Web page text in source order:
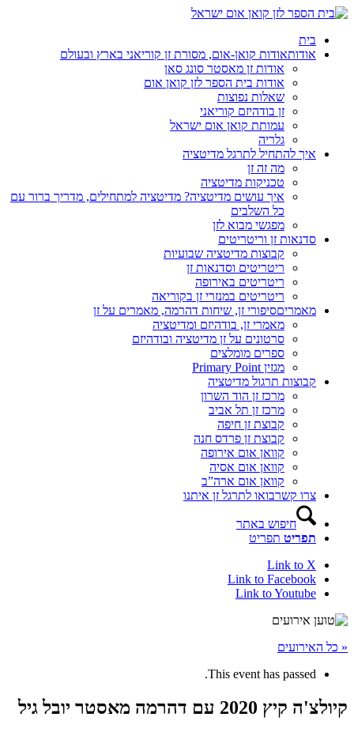
בית
אודותאודות קואן-אום, מסורת זן קוריאני בארץ ובעולם
אודות זן מאסטר סונג סאן
אודות בית הספר לזן קואן אום
שאלות נפוצות
זן בודהיזם קוריאני
עמותת קואן אום ישראל
גלריה
איך להתחיל לתרגל מדיטציה
מה זה זן
טכניקות מדיטציה
איך עושים מדיטציה? מדיטציה למתחילים, מדריך ברור עם
כל השלבים
מפגשי מבוא לזן
סדנאות זן וריטריטים
קבוצות מדיטציה שבועיות
ריטריטים וסדנאות זן
ריטריטים באירופה
ריטריטים במנזרי זן בקוריאה
מאמריםסיפורי זן, שיחות דהרמה, מאמרים על זן
מאמרי זן, בודהיזם ומדיטציה
סרטונים על זן מדיטציה ובודהיזם
ספרים מומלצים
מגזין Primary Point
קבוצות תרגול מדיטציה
מרכז זן הוד השרון
מרכז זן תל אביב
קבוצת זן חיפה
קבוצת זן פרדס חנה
קוואן אום אירופה
קוואן אום אסיה
קוואן אום ארה”ב
צרו קשרבואו לתרגל זן איתנו
חיפוש באתר
תפריט תפריט
Link to X
Link to Facebook
Link to Youtube
« כל האירועים
This event has passed.
קיולצ'ה קיץ 2020 עם דהרמה מאסטר יובל גיל